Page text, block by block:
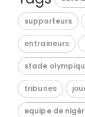
supporteurs
entraineurs
stade
tribunes
equipe de